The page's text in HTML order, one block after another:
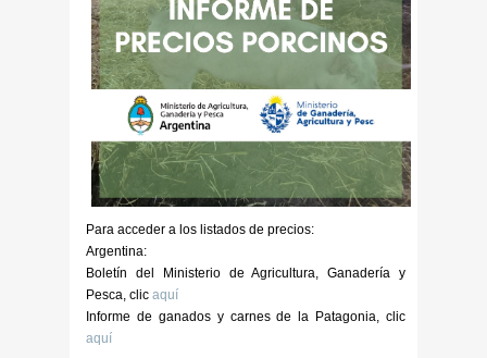
Para acceder a los listados de precios:
Argentina:
Boletín del Ministerio de Agricultura, Ganadería y
Pesca, clic aquí
Informe de ganados y carnes de la Patagonia, clic
aquí